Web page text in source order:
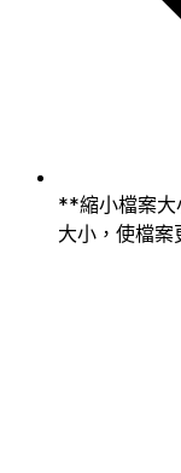
**縮小檔案
大小，使檔案